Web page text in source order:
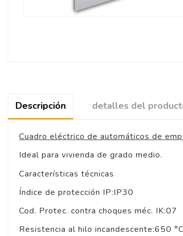
Descripción detalles del
Cuadro eléctrico de automáticos de
Ideal para vivienda de grado medio.
Características técnicas
Índice de protección IP:IP30
Cod. Protec. contra choques méc. IK:07
Resistencia al hilo incandescente:650 °C